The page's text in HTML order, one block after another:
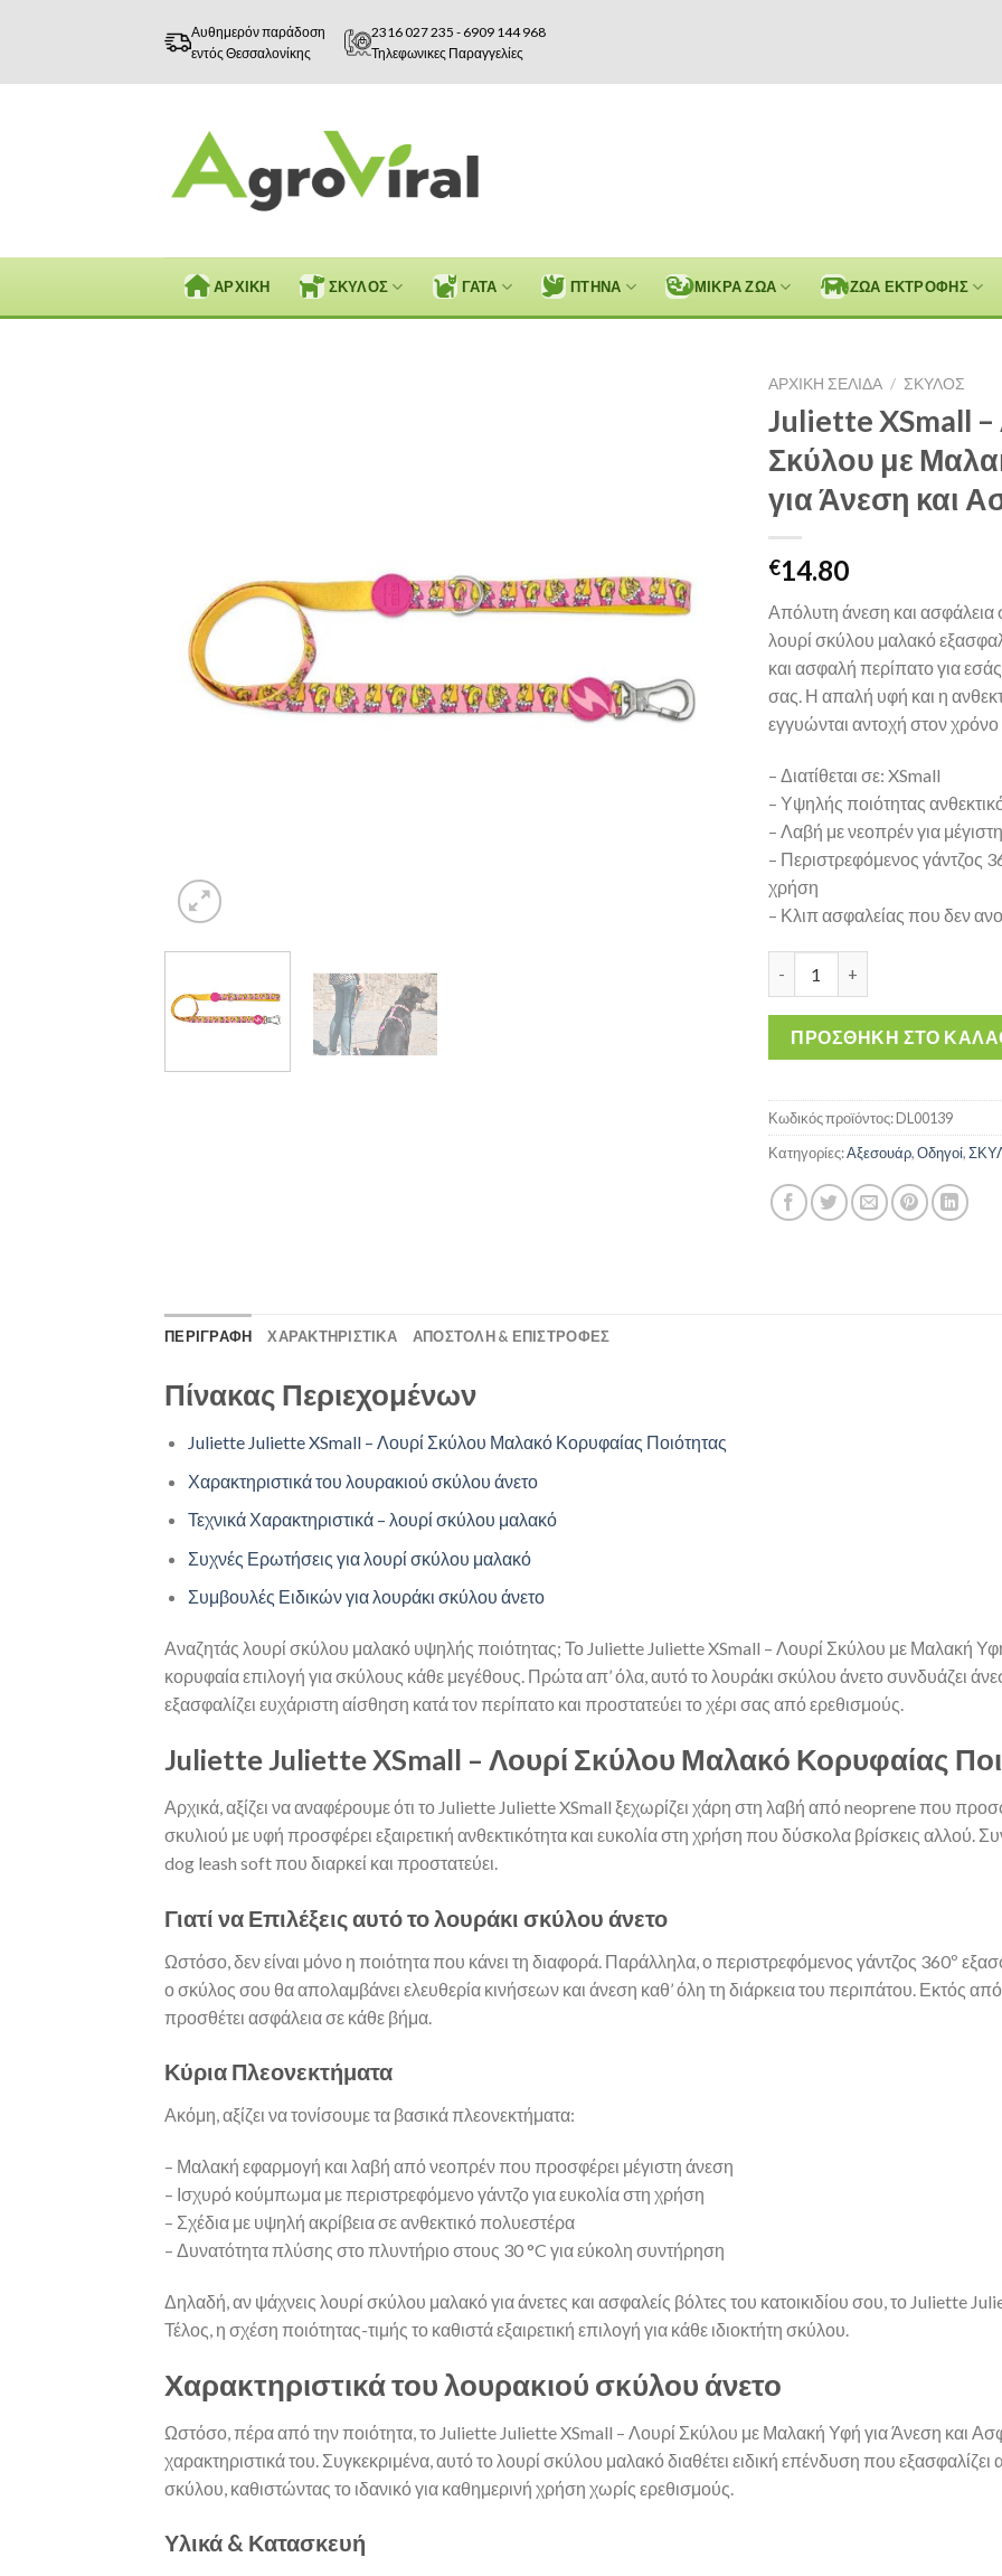
Αυθημερόν παράδοση
εντός Θεσσαλονίκης
2316 027 235 - 6909 144 968
Τηλεφωνικες Παραγγελίες
ΑΡΧΙΚΗ ΣΚΥΛΟΣ ΓΑΤΑ ΠΤΗΝΑ ΜΙΚΡΑ ΖΩΑ ΖΩΑ ΕΚΤΡΟΦΗΣ
ΑΡΧΙΚΉ ΣΕΛΊΔΑ / ΣΚΥΛΟΣ
Juliette XSmall –
Σκύλου με
για Άνεση και
€14.80
Απόλυτη άνεση και ασφάλεια
λουρί σκύλου μαλακό
και ασφαλή περίπατο για εσάς
σας. Η απαλή υφή και η
εγγυώνται αντοχή στον χρόνο
– Διατίθεται σε: XSmall
– Υψηλής ποιότητας
– Λαβή με νεοπρέν για
– Περιστρεφόμενος γάντζος
χρήση
– Κλιπ ασφαλείας που δεν
ΠΡΟΣΘΉΚΗ ΣΤΟ
Κωδικός προϊόντος:DL00139
Κατηγορίες:Αξεσουάρ,Οδηγοί,
ΠΕΡΙΓΡΑΦΗ ΧΑΡΑΚΤΗΡΙΣΤΙΚΑ ΑΠΟΣΤΟΛΉ & ΕΠΙΣΤΡΟΦΈΣ
Πίνακας Περιεχομένων
Juliette Juliette XSmall – Λουρί Σκύλου Μαλακό Κορυφαίας Ποιότητας
Χαρακτηριστικά του λουρακιού σκύλου άνετο
Τεχνικά Χαρακτηριστικά – λουρί σκύλου μαλακό
Συχνές Ερωτήσεις για λουρί σκύλου μαλακό
Συμβουλές Ειδικών για λουράκι σκύλου άνετο
Αναζητάς λουρί σκύλου μαλακό υψηλής ποιότητας; Το Juliette Juliette XSmall – Λουρί Σκύλου με Μαλακή
κορυφαία επιλογή για σκύλους κάθε μεγέθους. Πρώτα απ’ όλα, αυτό το λουράκι σκύλου άνετο συνδυάζει
εξασφαλίζει ευχάριστη αίσθηση κατά τον περίπατο και προστατεύει το χέρι σας από ερεθισμούς.
Juliette Juliette XSmall – Λουρί Σκύλου Μαλακό Κορυφαίας
Αρχικά, αξίζει να αναφέρουμε ότι το Juliette Juliette XSmall ξεχωρίζει χάρη στη λαβή από neoprene που
σκυλιού με υφή προσφέρει εξαιρετική ανθεκτικότητα και ευκολία στη χρήση που δύσκολα βρίσκεις αλλού.
dog leash soft που διαρκεί και προστατεύει.
Γιατί να Επιλέξεις αυτό το λουράκι σκύλου άνετο
Ωστόσο, δεν είναι μόνο η ποιότητα που κάνει τη διαφορά. Παράλληλα, ο περιστρεφόμενος γάντζος 360º
ο σκύλος σου θα απολαμβάνει ελευθερία κινήσεων και άνεση καθ’ όλη τη διάρκεια του περιπάτου. Εκτός
προσθέτει ασφάλεια σε κάθε βήμα.
Κύρια Πλεονεκτήματα
Ακόμη, αξίζει να τονίσουμε τα βασικά πλεονεκτήματα:
– Μαλακή εφαρμογή και λαβή από νεοπρέν που προσφέρει μέγιστη άνεση
– Ισχυρό κούμπωμα με περιστρεφόμενο γάντζο για ευκολία στη χρήση
– Σχέδια με υψηλή ακρίβεια σε ανθεκτικό πολυεστέρα
– Δυνατότητα πλύσης στο πλυντήριο στους 30 °C για εύκολη συντήρηση
Δηλαδή, αν ψάχνεις λουρί σκύλου μαλακό για άνετες και ασφαλείς βόλτες του κατοικιδίου σου, το Juliette
Τέλος, η σχέση ποιότητας-τιμής το καθιστά εξαιρετική επιλογή για κάθε ιδιοκτήτη σκύλου.
Χαρακτηριστικά του λουρακιού σκύλου άνετο
Ωστόσο, πέρα από την ποιότητα, το Juliette Juliette XSmall – Λουρί Σκύλου με Μαλακή Υφή για Άνεση και
χαρακτηριστικά του. Συγκεκριμένα, αυτό το λουρί σκύλου μαλακό διαθέτει ειδική επένδυση που
σκύλου, καθιστώντας το ιδανικό για καθημερινή χρήση χωρίς ερεθισμούς.
Υλικά & Κατασκευή